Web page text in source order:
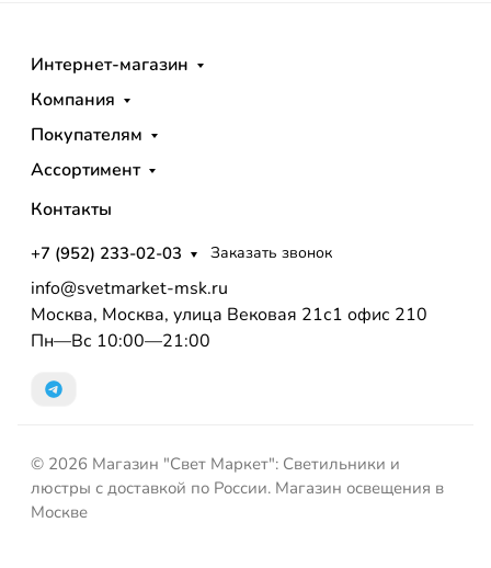
Интернет-магазин
Компания
Покупателям
Ассортимент
Контакты
+7 (952) 233-02-03 Заказать звонок
info@svetmarket-msk.ru
Москва, Москва, улица Вековая 21с1 офис 210
Пн—Вс 10:00—21:00
© 2026 Магазин "Свет Маркет": Светильники и
люстры с доставкой по России. Магазин освещения в
Москве